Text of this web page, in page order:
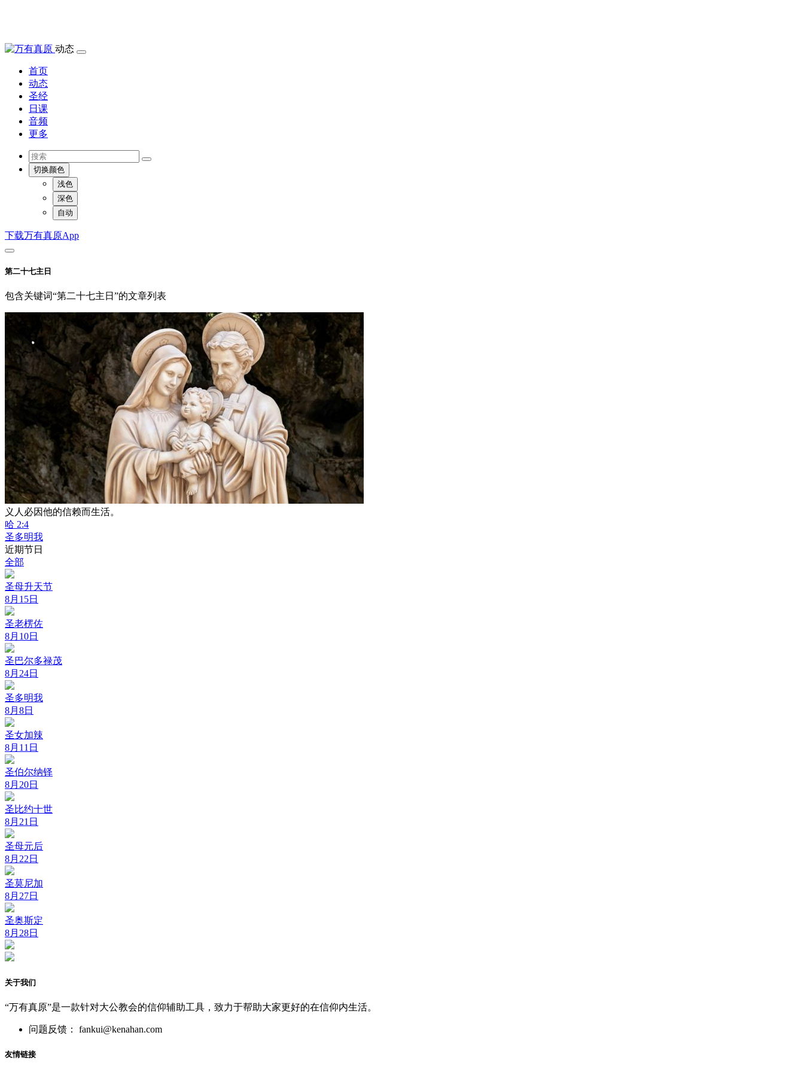
动态
首页
动态
圣经
日课
音频
更多
切换颜色
浅色
深色
自动
下载万有真原App
第二十七主日
包含关键词“第二十七主日”的文章列表
义人必因他的信赖而生活。
哈 2:4
圣多明我
近期节日
全部
圣母升天节
8月15日
圣老楞佐
8月10日
圣巴尔多禄茂
8月24日
圣多明我
8月8日
圣女加辣
8月11日
圣伯尔纳铎
8月20日
圣比约十世
8月21日
圣母元后
8月22日
圣莫尼加
8月27日
圣奥斯定
8月28日
关于我们
“万有真原”是一款针对大公教会的信仰辅助工具，致力于帮助大家更好的在信仰内生活。
问题反馈： fankui@kenahan.com
友情链接